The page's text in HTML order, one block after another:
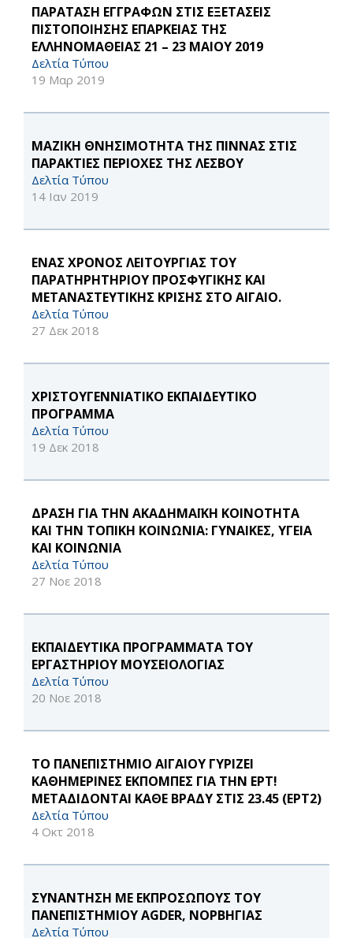
ΠΑΡΑΤΑΣΗ ΕΓΓΡΑΦΩΝ ΣΤΙΣ ΕΞΕΤΑΣΕΙΣ
ΠΙΣΤΟΠΟΙΗΣΗΣ ΕΠΑΡΚΕΙΑΣ ΤΗΣ
ΕΛΛΗΝΟΜΑΘΕΙΑΣ 21 – 23 ΜΑΙΟΥ 2019
Δελτία Τύπου
19 Μαρ 2019
MΑΖΙΚΗ ΘΝΗΣΙΜΟΤΗΤΑ ΤΗΣ ΠΙΝΝΑΣ ΣΤΙΣ
ΠΑΡΑΚΤΙΕΣ ΠΕΡΙΟΧΕΣ ΤΗΣ ΛΕΣΒΟΥ
Δελτία Τύπου
14 Ιαν 2019
ΕΝΑΣ ΧΡΟΝΟΣ ΛΕΙΤΟΥΡΓΙΑΣ ΤΟΥ
ΠΑΡΑΤΗΡΗΤΗΡΙΟΥ ΠΡΟΣΦΥΓΙΚΗΣ ΚΑΙ
ΜΕΤΑΝΑΣΤΕΥΤΙΚΗΣ ΚΡΙΣΗΣ ΣΤΟ ΑΙΓΑΙΟ.
Δελτία Τύπου
27 Δεκ 2018
ΧΡΙΣΤΟΥΓΕΝΝΙΑΤΙΚΟ ΕΚΠΑΙΔΕΥΤΙΚΟ
ΠΡΟΓΡΑΜΜΑ
Δελτία Τύπου
19 Δεκ 2018
ΔΡΑΣΗ ΓΙΑ ΤΗΝ ΑΚΑΔΗΜΑΪΚΗ ΚΟΙΝΟΤΗΤΑ
ΚΑΙ ΤΗΝ ΤΟΠΙΚΗ ΚΟΙΝΩΝΙΑ: ΓΥΝΑΙΚΕΣ, ΥΓΕΙΑ
ΚΑΙ ΚΟΙΝΩΝΙΑ
Δελτία Τύπου
27 Νοε 2018
ΕΚΠΑΙΔΕΥΤΙΚΑ ΠΡΟΓΡΑΜΜΑΤΑ ΤΟΥ
ΕΡΓΑΣΤΗΡΙΟΥ ΜΟΥΣΕΙΟΛΟΓΙΑΣ
Δελτία Τύπου
20 Νοε 2018
ΤΟ ΠΑΝΕΠΙΣΤΗΜΙΟ ΑΙΓΑΙΟΥ ΓΥΡΙΖΕΙ
ΚΑΘΗΜΕΡΙΝΕΣ ΕΚΠΟΜΠΕΣ ΓΙΑ ΤΗΝ ΕΡΤ!
ΜΕΤΑΔΙΔΟΝΤΑΙ ΚΑΘΕ ΒΡΑΔΥ ΣΤΙΣ 23.45 (ΕΡΤ2)
Δελτία Τύπου
4 Οκτ 2018
ΣΥΝΑΝΤΗΣΗ ΜΕ ΕΚΠΡΟΣΩΠΟΥΣ ΤΟΥ
ΠΑΝΕΠΙΣΤΗΜΙΟΥ AGDER, ΝΟΡΒΗΓΙΑΣ
Δελτία Τύπου